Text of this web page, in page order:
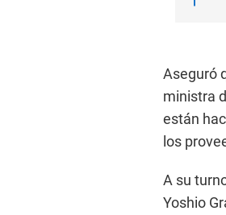
Aseguró
ministra
están
los
A su
Yoshio